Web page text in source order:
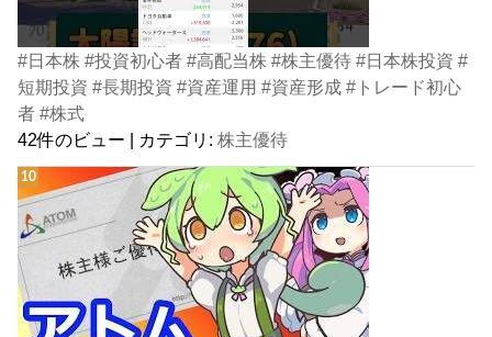
#日本株 #投資初心者 #高配当株 #株主優待 #日本株投資 #
短期投資 #長期投資 #資産運用 #資産形成 #トレード初心
者 #株式
42件のビュー | カテゴリ:株主優待